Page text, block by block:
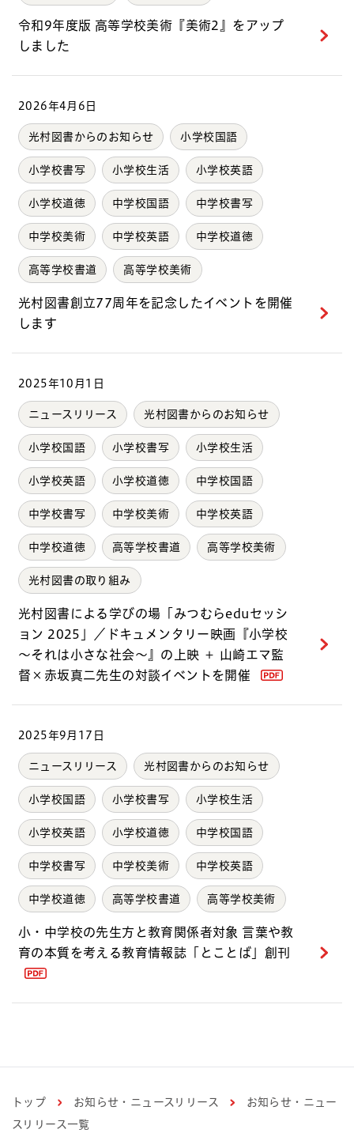
令和9年度版 高等学校美術『美術2』をアップ
しました
2026年4月6日
光村図書からのお知らせ 小学校国語
小学校書写 小学校生活 小学校英語
小学校道徳 中学校国語 中学校書写
中学校美術 中学校英語 中学校道徳
高等学校書道 高等学校美術
光村図書創立77周年を記念したイベントを開催
します
2025年10月1日
ニュースリリース 光村図書からのお知らせ
小学校国語 小学校書写 小学校生活
小学校英語 小学校道徳 中学校国語
中学校書写 中学校美術 中学校英語
中学校道徳 高等学校書道 高等学校美術
光村図書の取り組み
光村図書による学びの場「みつむらeduセッシ
ョン 2025」／ドキュメンタリー映画『小学校
～それは小さな社会～』の上映 ＋ 山崎エマ監
督×赤坂真二先生の対談イベントを開催
2025年9月17日
ニュースリリース 光村図書からのお知らせ
小学校国語 小学校書写 小学校生活
小学校英語 小学校道徳 中学校国語
中学校書写 中学校美術 中学校英語
中学校道徳 高等学校書道 高等学校美術
小・中学校の先生方と教育関係者対象 言葉や教
育の本質を考える教育情報誌「とことば」創刊
トップ お知らせ・ニュースリリース
お知らせ・ニュー
スリリース一覧